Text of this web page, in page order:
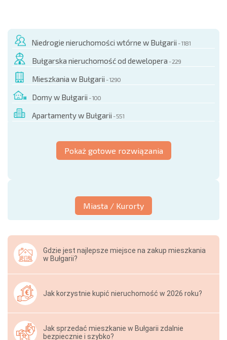
Niedrogie nieruchomości wtórne w Bułgarii - 1181
Bułgarska nieruchomość od dewelopera - 229
Mieszkania w Bułgarii - 1290
Domy w Bułgarii - 100
Apartamenty w Bułgarii - 551
Pokaż gotowe rozwiązania
Miasta / Kurorty
Gdzie jest najlepsze miejsce na zakup mieszkania
w Bułgarii?
Jak korzystnie kupić nieruchomość w 2026 roku?
Jak sprzedać mieszkanie w Bułgarii zdalnie
bezpiecznie i szybko?